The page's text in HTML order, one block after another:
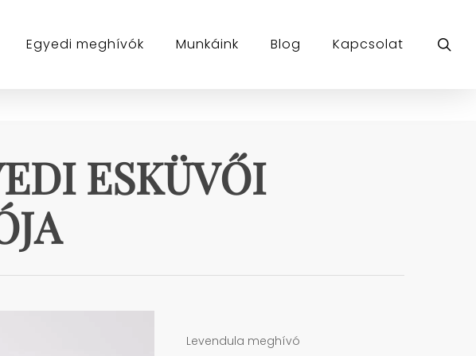
Egyedi meghívók Munkáink Blog Kapcsolat
ESKÜVŐI
Levendula meghívó